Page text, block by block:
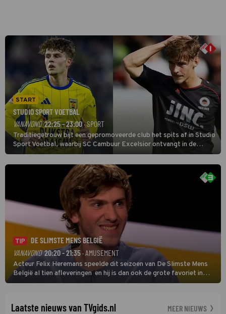
START
STUDIO SPORT VOETBAL
VANAVOND 22:25 - 23:00· SPORT
Traditiegetrouw bijt een gepromoveerde club het spits af in Studio
Sport Voetbal, waarbij SC Cambuur Excelsior ontvangt in de
eerste wedstrijd van het nieuwe Eredivisieseizoen. De nieuwe
oefenmeester is Johan Plat en hij wil aanvallend voetballen.
TIP
DE SLIMSTE MENS BELGIË
VANAVOND 20:20 - 21:35· AMUSEMENT
Acteur Felix Heremans speelde dit seizoen van De Slimste Mens
België al tien afleveringen en hij is dan ook de grote favoriet in
deze seizoensfinale. En er is Nederlandse inbreng, want komiek
Laatste nieuws van TVgids.nl MEER NIEUWS